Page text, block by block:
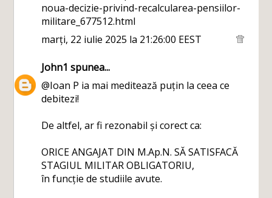
noua-decizie-privind-recalcularea-pensiilor-
militare_677512.html
marți, 22 iulie 2025 la 21:26:00 EEST
John1 spunea...
@Ioan P ia mai meditează puțin la ceea ce
debitezi!
De altfel, ar fi rezonabil și corect ca:
ORICE ANGAJAT DIN M.Ap.N. SĂ SATISFACĂ
STAGIUL MILITAR OBLIGATORIU,
în funcție de studiile avute.